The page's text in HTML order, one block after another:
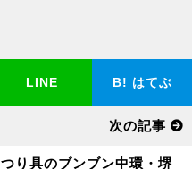
LINE B! はてぶ
次の記事
つり具のブンブン中環・堺